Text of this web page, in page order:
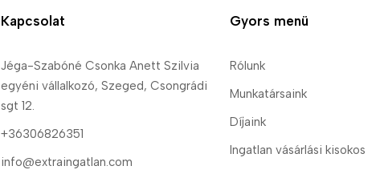
Kapcsolat
Jéga-Szabóné Csonka Anett Szilvia
egyéni vállalkozó, Szeged, Csongrádi
sgt 12.
+36306826351
info@extraingatlan.com
Gyors menü
Rólunk
Munkatársaink
Díjaink
Ingatlan vásárlási kisokos